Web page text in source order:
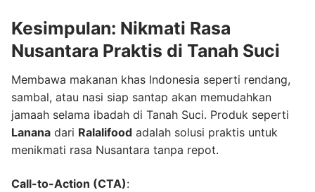
Kesimpulan: Nikmati Rasa
Nusantara Praktis di Tanah Suci
Membawa makanan khas Indonesia seperti rendang,
sambal, atau nasi siap santap akan memudahkan
jamaah selama ibadah di Tanah Suci. Produk seperti
Lanana dari Ralalifood adalah solusi praktis untuk
menikmati rasa Nusantara tanpa repot.
Call-to-Action (CTA):